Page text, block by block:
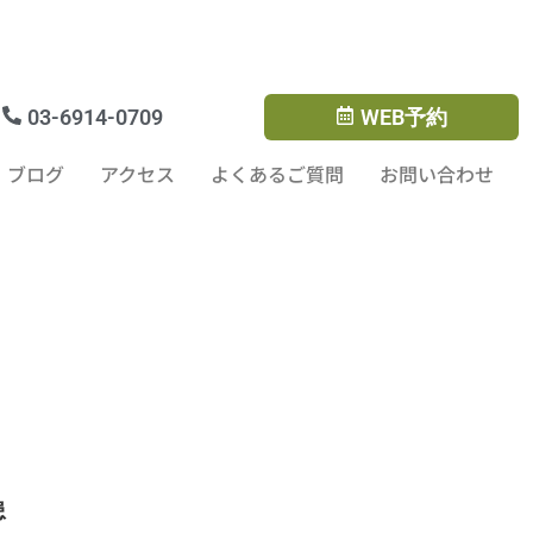
03-6914-0709 WEB予約
ブログ アクセス よくあるご質問 お問い合わせ